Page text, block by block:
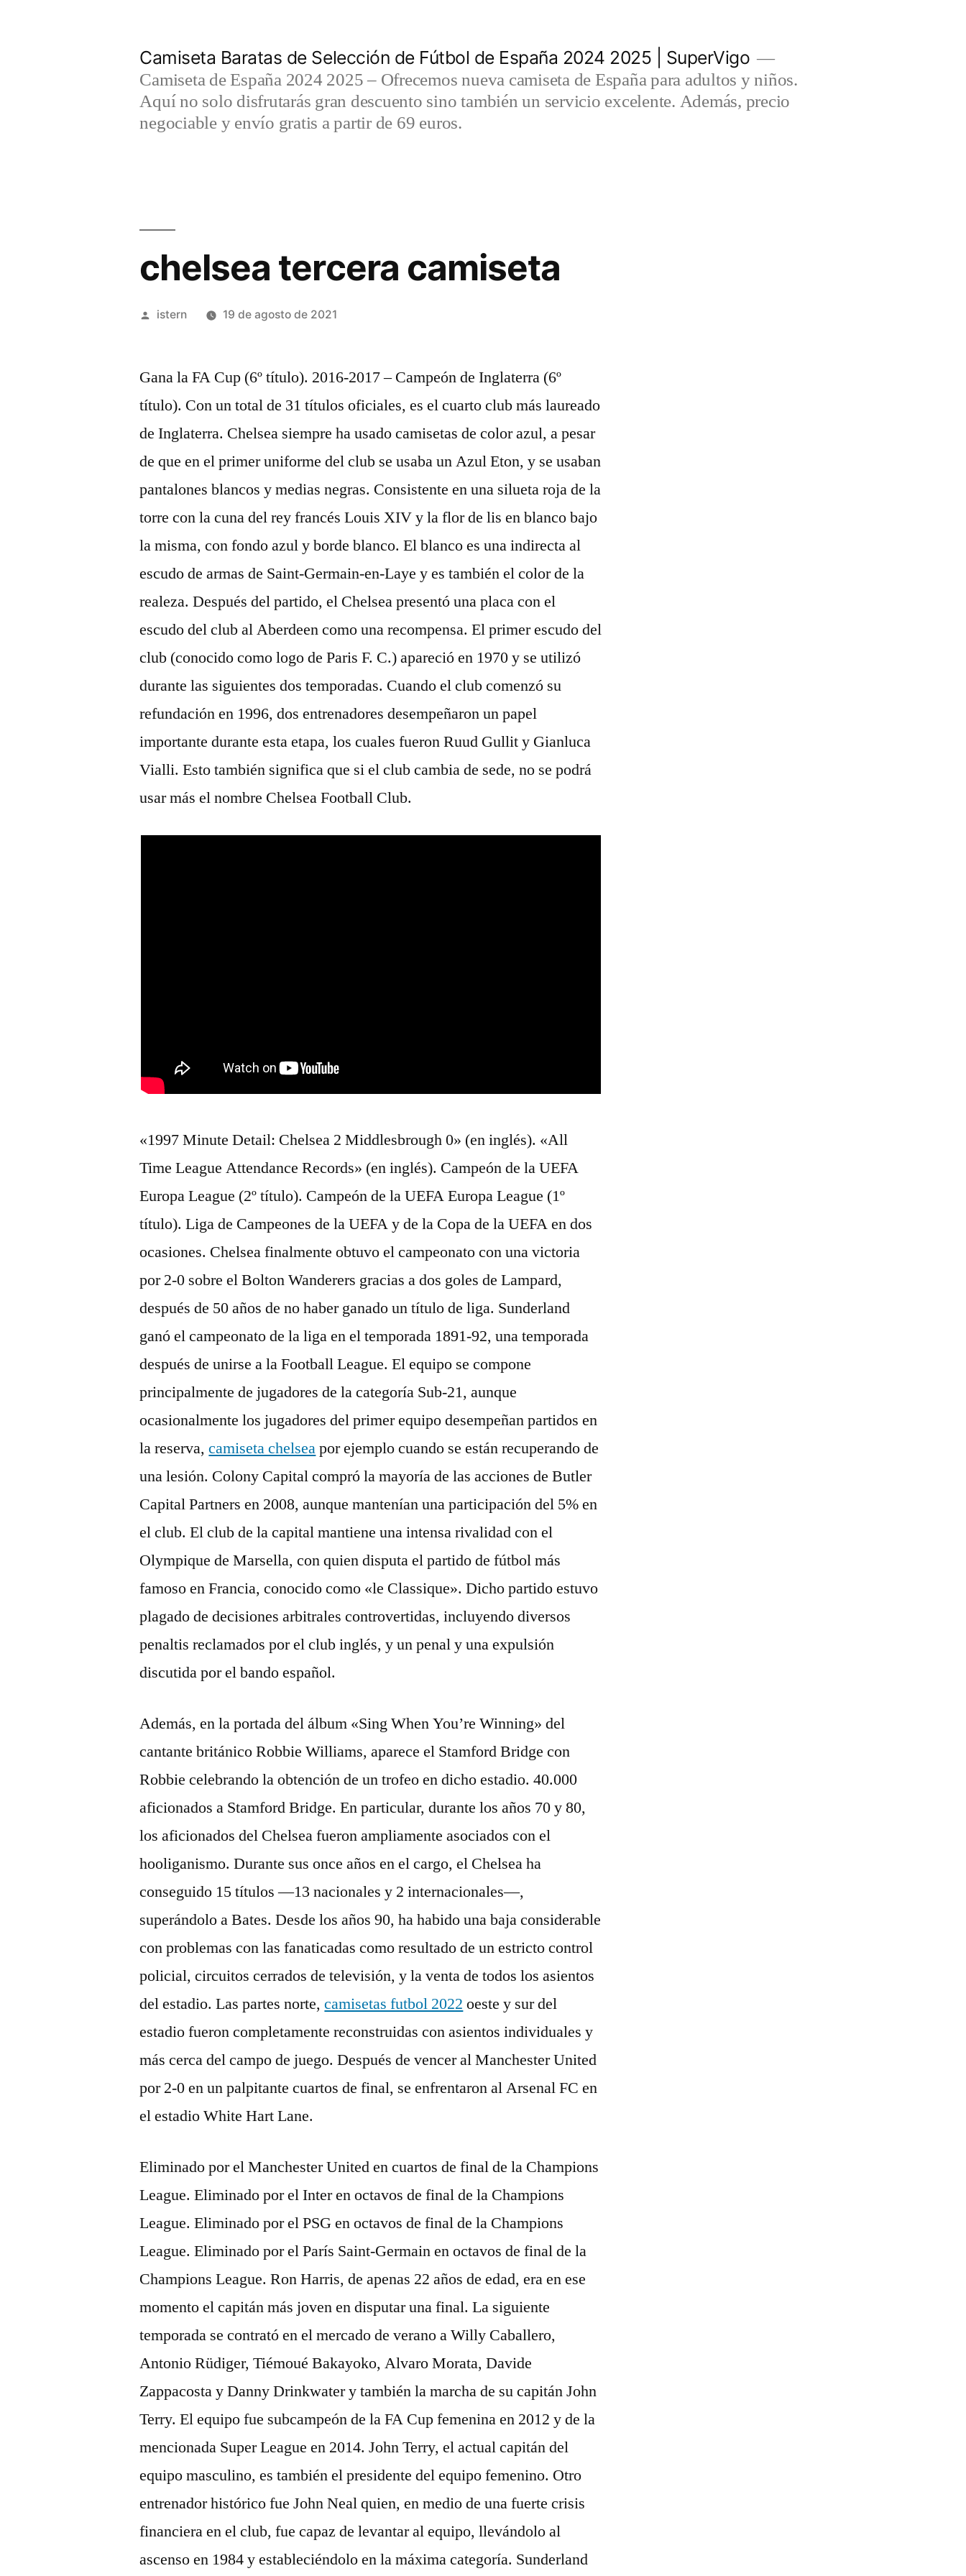
Camiseta Baratas de Selección de Fútbol de España 2024 2025 | SuperVigo
Camiseta de España 2024 2025 – Ofrecemos nueva camiseta de España para adultos y niños.
Aquí no solo disfrutarás gran descuento sino también un servicio excelente. Además, precio
negociable y envío gratis a partir de 69 euros.
chelsea tercera camiseta
Publicado
istern 19 de agosto de 2021
Gana la FA Cup (6º título). 2016-2017 – Campeón de Inglaterra (6º
título). Con un total de 31 títulos oficiales, es el cuarto club más laureado
de Inglaterra. Chelsea siempre ha usado camisetas de color azul, a pesar
de que en el primer uniforme del club se usaba un Azul Eton, y se usaban
pantalones blancos y medias negras. Consistente en una silueta roja de la
torre con la cuna del rey francés Louis XIV y la flor de lis en blanco bajo
la misma, con fondo azul y borde blanco. El blanco es una indirecta al
escudo de armas de Saint-Germain-en-Laye y es también el color de la
realeza. Después del partido, el Chelsea presentó una placa con el
escudo del club al Aberdeen como una recompensa. El primer escudo del
club (conocido como logo de Paris F. C.) apareció en 1970 y se utilizó
durante las siguientes dos temporadas. Cuando el club comenzó su
refundación en 1996, dos entrenadores desempeñaron un papel
importante durante esta etapa, los cuales fueron Ruud Gullit y Gianluca
Vialli. Esto también significa que si el club cambia de sede, no se podrá
usar más el nombre Chelsea Football Club.
«1997 Minute Detail: Chelsea 2 Middlesbrough 0» (en inglés). «All
Time League Attendance Records» (en inglés). Campeón de la UEFA
Europa League (2º título). Campeón de la UEFA Europa League (1º
título). Liga de Campeones de la UEFA y de la Copa de la UEFA en dos
ocasiones. Chelsea finalmente obtuvo el campeonato con una victoria
por 2-0 sobre el Bolton Wanderers gracias a dos goles de Lampard,
después de 50 años de no haber ganado un título de liga. Sunderland
ganó el campeonato de la liga en el temporada 1891-92, una temporada
después de unirse a la Football League. El equipo se compone
principalmente de jugadores de la categoría Sub-21, aunque
ocasionalmente los jugadores del primer equipo desempeñan partidos en
la reserva,camiseta chelseapor ejemplo cuando se están recuperando de
una lesión. Colony Capital compró la mayoría de las acciones de Butler
Capital Partners en 2008, aunque mantenían una participación del 5% en
el club. El club de la capital mantiene una intensa rivalidad con el
Olympique de Marsella, con quien disputa el partido de fútbol más
famoso en Francia, conocido como «le Classique». Dicho partido estuvo
plagado de decisiones arbitrales controvertidas, incluyendo diversos
penaltis reclamados por el club inglés, y un penal y una expulsión
discutida por el bando español.
Además, en la portada del álbum «Sing When You’re Winning» del
cantante británico Robbie Williams, aparece el Stamford Bridge con
Robbie celebrando la obtención de un trofeo en dicho estadio. 40.000
aficionados a Stamford Bridge. En particular, durante los años 70 y 80,
los aficionados del Chelsea fueron ampliamente asociados con el
hooliganismo. Durante sus once años en el cargo, el Chelsea ha
conseguido 15 títulos ―13 nacionales y 2 internacionales―,
superándolo a Bates. Desde los años 90, ha habido una baja considerable
con problemas con las fanaticadas como resultado de un estricto control
policial, circuitos cerrados de televisión, y la venta de todos los asientos
del estadio. Las partes norte,camisetas futbol 2022 oeste y sur del
estadio fueron completamente reconstruidas con asientos individuales y
más cerca del campo de juego. Después de vencer al Manchester United
por 2-0 en un palpitante cuartos de final, se enfrentaron al Arsenal FC en
el estadio White Hart Lane.
Eliminado por el Manchester United en cuartos de final de la Champions
League. Eliminado por el Inter en octavos de final de la Champions
League. Eliminado por el PSG en octavos de final de la Champions
League. Eliminado por el París Saint-Germain en octavos de final de la
Champions League. Ron Harris, de apenas 22 años de edad, era en ese
momento el capitán más joven en disputar una final. La siguiente
temporada se contrató en el mercado de verano a Willy Caballero,
Antonio Rüdiger, Tiémoué Bakayoko, Alvaro Morata, Davide
Zappacosta y Danny Drinkwater y también la marcha de su capitán John
Terry. El equipo fue subcampeón de la FA Cup femenina en 2012 y de la
mencionada Super League en 2014. John Terry, el actual capitán del
equipo masculino, es también el presidente del equipo femenino. Otro
entrenador histórico fue John Neal quien, en medio de una fuerte crisis
financiera en el club, fue capaz de levantar al equipo, llevándolo al
ascenso en 1984 y estableciéndolo en la máxima categoría. Sunderland